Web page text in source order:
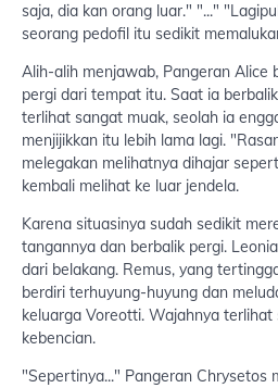
saja, dia kan orang luar." "..."
seorang pedofil itu sedikit
Alih-alih menjawab, Pangeran Alice
pergi dari tempat itu. Saat ia
terlihat sangat muak, seolah ia
menjijikkan itu lebih lama lagi.
melegakan melihatnya dihajar
kembali melihat ke luar jendela.
Karena situasinya sudah sedikit
tangannya dan berbalik pergi.
dari belakang. Remus, yang
berdiri terhuyung-huyung dan
keluarga Voreotti. Wajahnya
kebencian.
"Sepertinya..." Pangeran Chrysetos